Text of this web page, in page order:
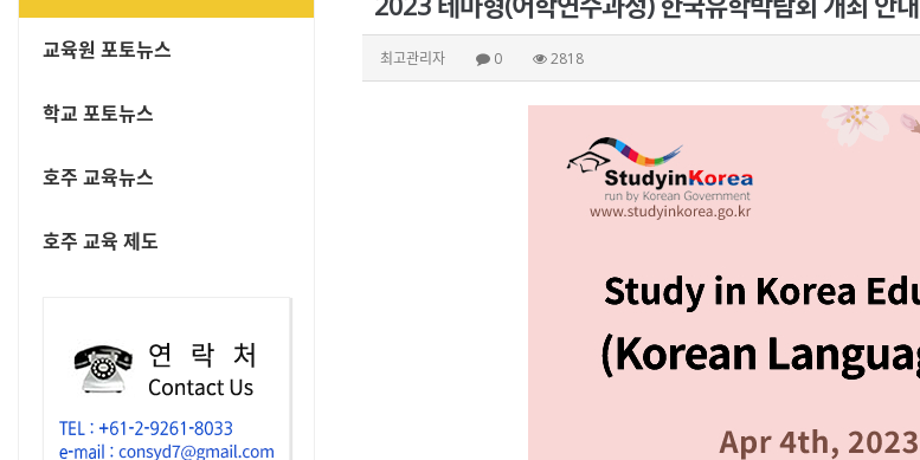
교육원 포토뉴스
학교 포토뉴스
호주 교육뉴스
호주 교육 제도
최고관리자 0 2818